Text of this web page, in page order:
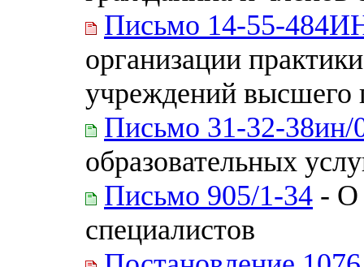
Письмо 14-55-
организации
учреждений высшего
Письмо 31-32-38ин/
образовательных
Письмо 905/1-34 - О
специалистов